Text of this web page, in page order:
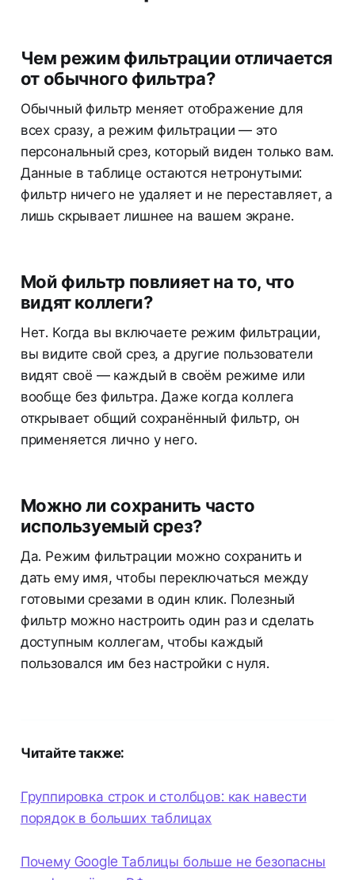
Чем режим фильтрации отличается
от обычного фильтра?
Обычный фильтр меняет отображение для
всех сразу, а режим фильтрации — это
персональный срез, который виден только вам.
Данные в таблице остаются нетронутыми:
фильтр ничего не удаляет и не переставляет, а
лишь скрывает лишнее на вашем экране.
Мой фильтр повлияет на то, что
видят коллеги?
Нет. Когда вы включаете режим фильтрации,
вы видите свой срез, а другие пользователи
видят своё — каждый в своём режиме или
вообще без фильтра. Даже когда коллега
открывает общий сохранённый фильтр, он
применяется лично у него.
Можно ли сохранить часто
используемый срез?
Да. Режим фильтрации можно сохранить и
дать ему имя, чтобы переключаться между
готовыми срезами в один клик. Полезный
фильтр можно настроить один раз и сделать
доступным коллегам, чтобы каждый
пользовался им без настройки с нуля.
Читайте также:
Группировка строк и столбцов: как навести
порядок в больших таблицах
Почему Google Таблицы больше не безопасны